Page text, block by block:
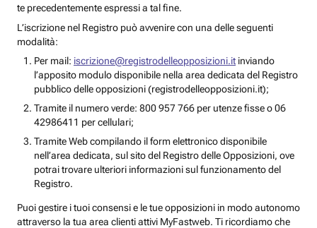
te precedentemente espressi a tal fine.
L’iscrizione nel Registro può avvenire con una delle seguenti
modalità:
Per mail: iscrizione@registrodelleopposizioni.it inviando
l’apposito modulo disponibile nella area dedicata del Registro
pubblico delle opposizioni (registrodelleopposizioni.it);
Tramite il numero verde: 800 957 766 per utenze fisse o 06
42986411 per cellulari;
Tramite Web compilando il form elettronico disponibile
nell’area dedicata, sul sito del Registro delle Opposizioni, ove
potrai trovare ulteriori informazioni sul funzionamento del
Registro.
Puoi gestire i tuoi consensi e le tue opposizioni in modo autonomo
attraverso la tua area clienti attivi MyFastweb. Ti ricordiamo che